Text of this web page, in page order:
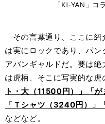
「KI-YAN」コ
その言葉通り、ここに紹
は実にロックであり、パン
アバンギャルドだ。要は
は虎柄、そこに写実的な虎
ト・大（11500円）」「
「Ｔシャツ（3240円）」
などなど。